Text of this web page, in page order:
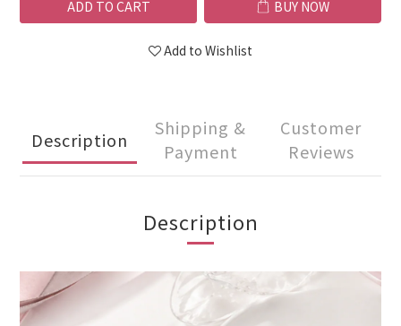
ADD TO CART BUY NOW
Add to Wishlist
Description
Shipping &
Payment
Customer
Reviews
Description